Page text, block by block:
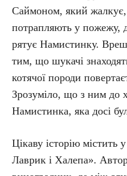
Саймоном, який
потрапляють у пожежу,
рятує Намистинку.
тим, що шукачі
котячої породи
Зрозуміло, що з ним до
Намистинка, яка досі
Цікаву історію містить
Лаврик і Халепа».